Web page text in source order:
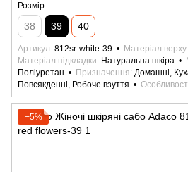
Розмір
38 39 40
Артикул 812sr-white-39 Матеріал верху
Матеріал підкладки
Натуральна шкіра
Поліуретан
Призначення Домашні,
Повсякденні, Робоче взуття
−5%